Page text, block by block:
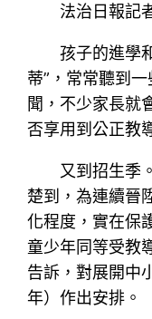
法治日報記
孩子的進學
蒂”，常常聽到一
聞，不少家長就
否享用到公正教
又到招生季
楚到，為連續晉
化程度，實在保
童少年同等受教
告訴，對展開中
年）作出安排。